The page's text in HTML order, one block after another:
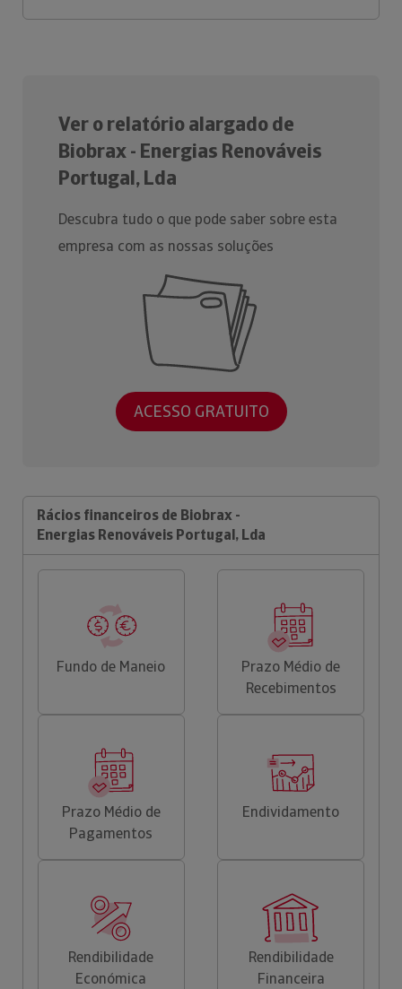
Ver o relatório alargado de
Biobrax - Energias Renováveis
Portugal, Lda
Descubra tudo o que pode saber sobre esta
empresa com as nossas soluções
ACESSO GRATUITO
Rácios financeiros de Biobrax -
Energias Renováveis Portugal, Lda
Fundo de Maneio
Prazo Médio de
Recebimentos
Prazo Médio de
Pagamentos
Endividamento
Rendibilidade
Económica
Rendibilidade
Financeira